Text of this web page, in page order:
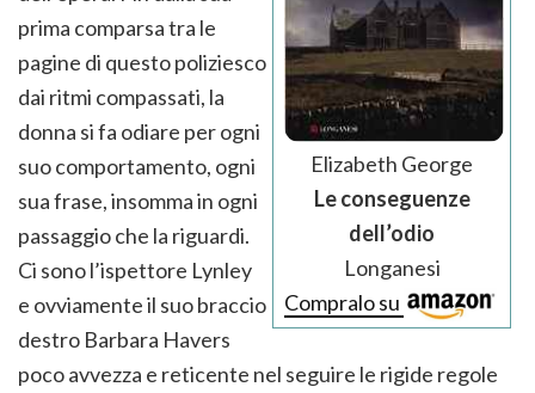
Elizabeth George
Le conseguenze
dell’odio
Longanesi
Compralo su
prima comparsa tra le
pagine di questo poliziesco
dai ritmi compassati, la
donna si fa odiare per ogni
suo comportamento, ogni
sua frase, insomma in ogni
passaggio che la riguardi.
Ci sono l’ispettore Lynley
e ovviamente il suo braccio
destro Barbara Havers
poco avvezza e reticente nel seguire le rigide regole